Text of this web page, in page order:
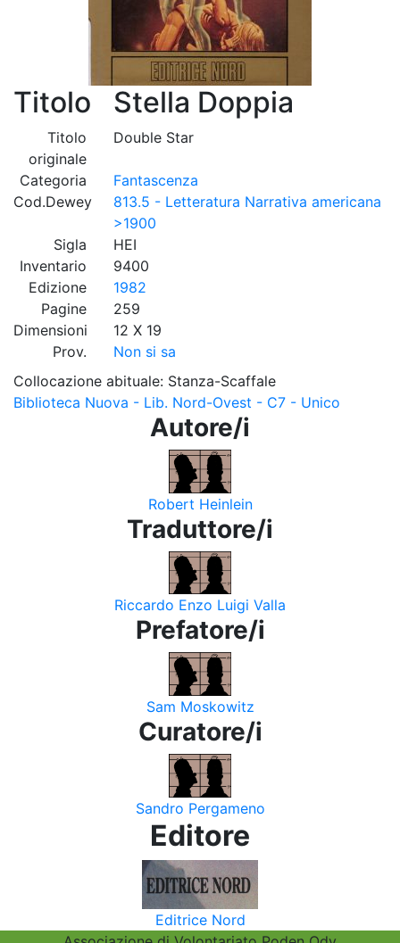
Titolo Stella Doppia
Titolo
originale
Double Star
Categoria
Fantascenza
Cod.Dewey
813.5 - Letteratura Narrativa americana
>1900
Sigla
HEI
Inventario
9400
Edizione
1982
Pagine
259
Dimensioni
12 X 19
Prov.
Non si sa
Collocazione abituale: Stanza-Scaffale
Biblioteca Nuova - Lib. Nord-Ovest - C7 - Unico
Autore/i
Robert Heinlein
Traduttore/i
Riccardo Enzo Luigi Valla
Prefatore/i
Sam Moskowitz
Curatore/i
Sandro Pergameno
Editore
Editrice Nord